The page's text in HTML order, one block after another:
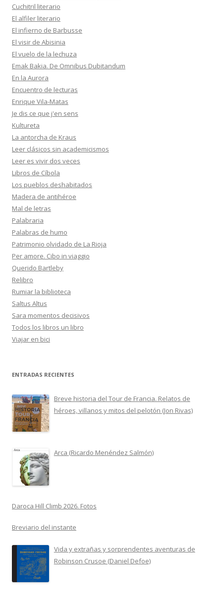
Cuchitril literario
El alfiler literario
El infierno de Barbusse
El visir de Abisinia
El vuelo de la lechuza
Emak Bakia. De Omnibus Dubitandum
En la Aurora
Encuentro de lecturas
Enrique Vila-Matas
Je dis ce que j'en sens
Kultureta
La antorcha de Kraus
Leer clásicos sin academicismos
Leer es vivir dos veces
Libros de Cíbola
Los pueblos deshabitados
Madera de antihéroe
Mal de letras
Palabraria
Palabras de humo
Patrimonio olvidado de La Rioja
Per amore. Cibo in viaggio
Querido Bartleby
Relibro
Rumiar la biblioteca
Saltus Altus
Sara momentos decisivos
Todos los libros un libro
Viajar en bici
ENTRADAS RECIENTES
Breve historia del Tour de Francia. Relatos de
héroes, villanos y mitos del pelotón (Jon Rivas)
Arca (Ricardo Menéndez Salmón)
Daroca Hill Climb 2026. Fotos
Breviario del instante
Vida y extrañas y sorprendentes aventuras de
Robinson Crusoe (Daniel Defoe)